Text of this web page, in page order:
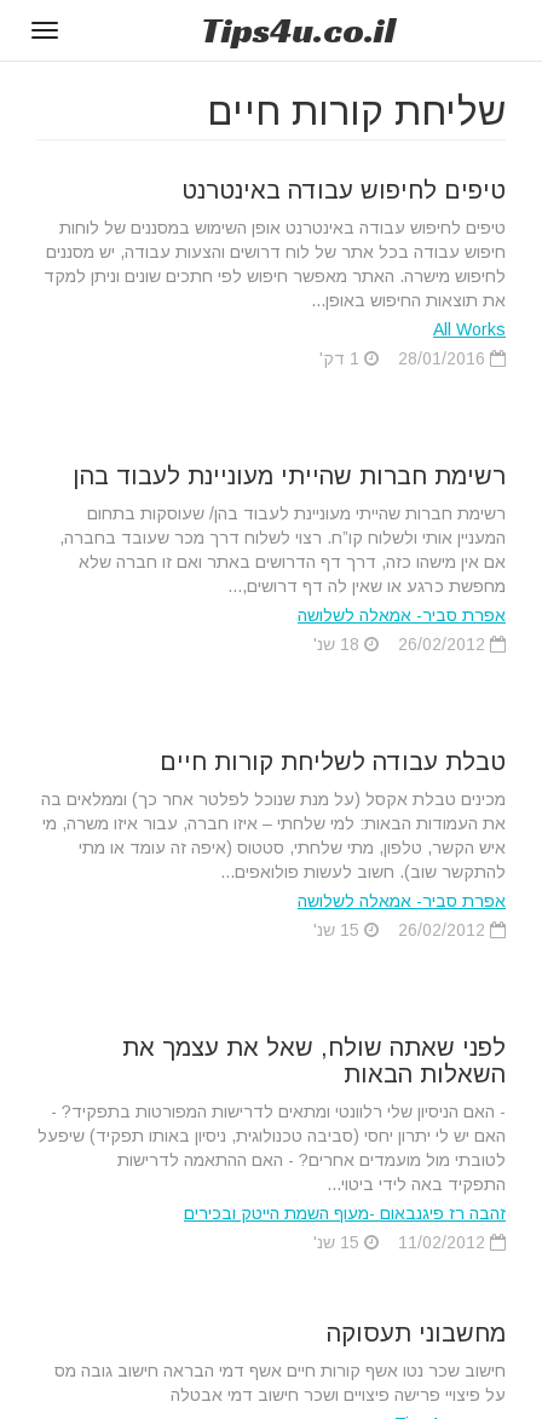
Tips4u.co.il
שליחת קורות חיים
טיפים לחיפוש עבודה באינטרנט
טיפים לחיפוש עבודה באינטרנט אופן השימוש במסננים של לוחות
חיפוש עבודה בכל אתר של לוח דרושים והצעות עבודה, יש מסננים
לחיפוש מישרה. האתר מאפשר חיפוש לפי חתכים שונים וניתן למקד
את תוצאות החיפוש באופן...
All Works
רשימת חברות שהייתי מעוניינת לעבוד בהן
רשימת חברות שהייתי מעוניינת לעבוד בהן/ שעוסקות בתחום
המעניין אותי ולשלוח קו”ח. רצוי לשלוח דרך מכר שעובד בחברה,
אם אין מישהו כזה, דרך דף הדרושים באתר ואם זו חברה שלא
מחפשת כרגע או שאין לה דף דרושים,...
אפרת סביר- אמאלה לשלושה
טבלת עבודה לשליחת קורות חיים
מכינים טבלת אקסל (על מנת שנוכל לפלטר אחר כך) וממלאים בה
את העמודות הבאות: למי שלחתי – איזו חברה, עבור איזו משרה, מי
איש הקשר, טלפון, מתי שלחתי, סטטוס (איפה זה עומד או מתי
להתקשר שוב). חשוב לעשות פולואפים...
אפרת סביר- אמאלה לשלושה
לפני שאתה שולח, שאל את עצמך את
השאלות הבאות
- האם הניסיון שלי רלוונטי ומתאים לדרישות המפורטות בתפקיד? -
האם יש לי יתרון יחסי (סביבה טכנולוגית, ניסיון באותו תפקיד) שיפעל
לטובתי מול מועמדים אחרים? - האם ההתאמה לדרישות
התפקיד באה לידי ביטוי...
זהבה רז פיגנבאום -מעוף השמת הייטק ובכירים
מחשבוני תעסוקה
חישוב שכר נטו אשף קורות חיים אשף דמי הבראה חישוב גובה מס
על פיצויי פרישה פיצויים ושכר חישוב דמי אבטלה